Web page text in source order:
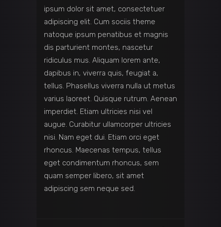
ipsum dolor sit amet, consectetuer
adipiscing elit. Cum sociis theme
natoque ipsum penatibus et magnis
dis parturient montes, nascetur
ridiculus mus. Aliquam lorem ante,
dapibus in, viverra quis, feugiat a,
tellus. Phasellus viverra nulla ut metus
varius laoreet. Quisque rutrum. Aenean
imperdiet. Etiam ultricies nisi vel
augue. Curabitur ullamcorper ultricies
nisi. Nam eget dui. Etiam orci eget
rhoncus. Maecenas tempus, tellus
eget condimentum rhoncus, sem
quam semper libero, sit amet
adipiscing sem neque sed.